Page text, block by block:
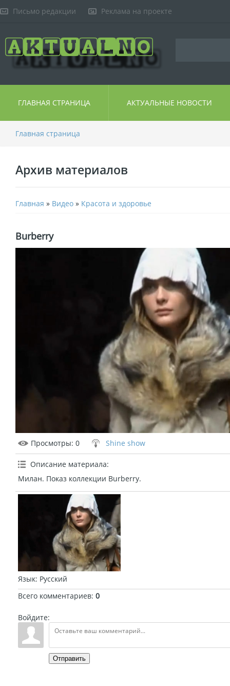
Письмо редакции Реклама на проекте
ГЛАВНАЯ СТРАНИЦА АКТУАЛЬНЫЕ НОВОСТИ
Главная страница
Архив материалов
Главная » Видео » Красота и здоровье
Burberry
Просмотры: 0 Shine show
Описание материала:
Милан. Показ коллекции Burberry.
Язык: Русский
Всего комментариев: 0
Войдите:
Отправить